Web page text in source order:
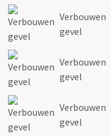
Verbouwen
gevel
Verbouwen
gevel
Verbouwen
gevel